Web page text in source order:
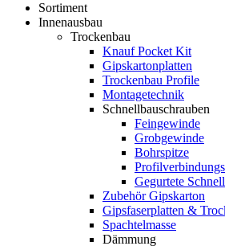
Sortiment
Innenausbau
Trockenbau
Knauf Pocket Kit
Gipskartonplatten
Trockenbau Profile
Montagetechnik
Schnellbauschrauben
Feingewinde
Grobgewinde
Bohrspitze
Gegurtete
Zubehör Gipskarton
Gipsfaserplatten &
Spachtelmasse
Dämmung